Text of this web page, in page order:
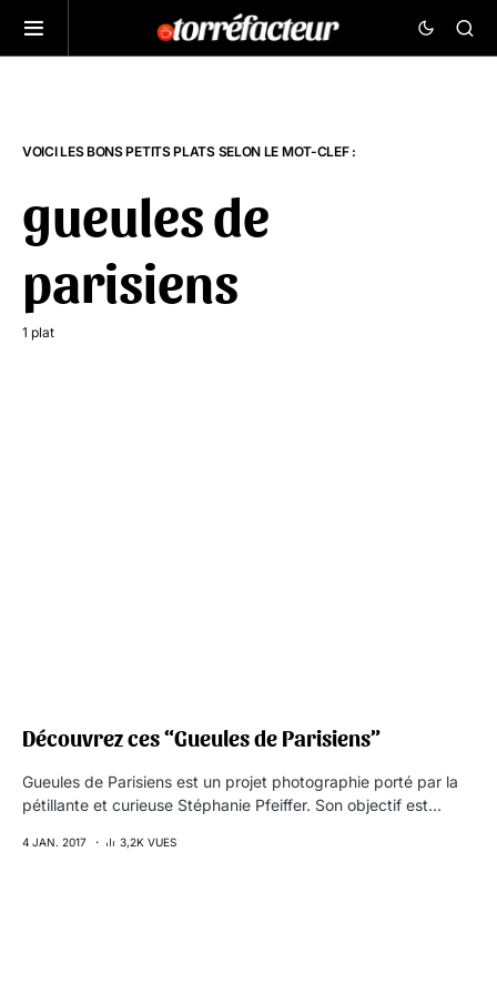
VOICI LES BONS PETITS PLATS SELON LE MOT-CLEF :
gueules de
parisiens
1 plat
Découvrez ces “Gueules de Parisiens”
Gueules de Parisiens est un projet photographie porté par la
pétillante et curieuse Stéphanie Pfeiffer. Son objectif est…
4 JAN. 2017 3,2K VUES